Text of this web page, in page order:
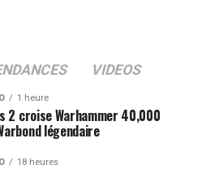
VIDEOS
1 heure
2 croise Warhammer 40,000
légendaire
18 heures